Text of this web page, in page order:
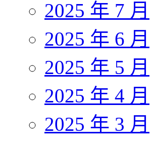
2025 年 7 月
2025 年 6 月
2025 年 5 月
2025 年 4 月
2025 年 3 月